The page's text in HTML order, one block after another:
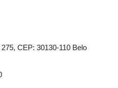
CEP: 30130-110 Belo